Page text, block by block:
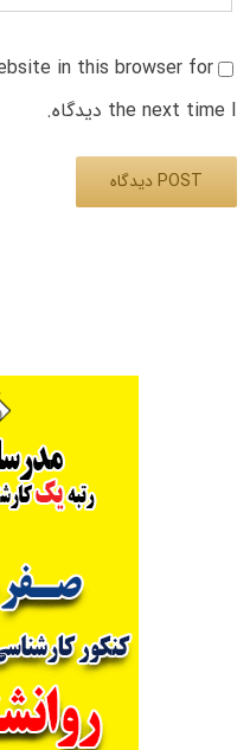
in this browser for
the next time I دیدگاه.